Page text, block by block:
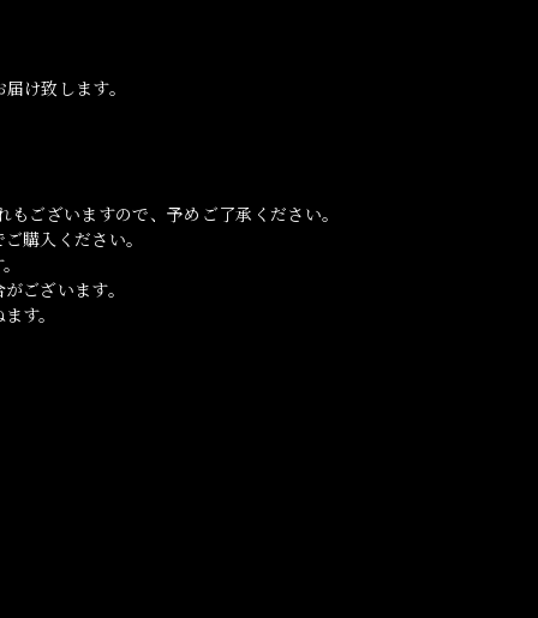
け致します。
ございますので、予めご了承ください。
購入ください。
ございます。
す。